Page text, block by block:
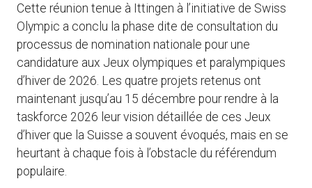
Cette réunion tenue à Ittingen à l’initiative de Swiss
Olympic a conclu la phase dite de consultation du
processus de nomination nationale pour une
candidature aux Jeux olympiques et paralympiques
d’hiver de 2026. Les quatre projets retenus ont
maintenant jusqu’au 15 décembre pour rendre à la
taskforce 2026 leur vision détaillée de ces Jeux
d’hiver que la Suisse a souvent évoqués, mais en se
heurtant à chaque fois à l’obstacle du référendum
populaire.